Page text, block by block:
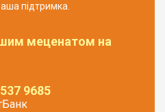
підтримка.
меценатом на
9685